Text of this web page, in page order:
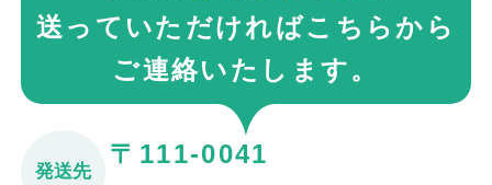
送っていただければこちらから
ご連絡いたします。
発送先
〒111-0041